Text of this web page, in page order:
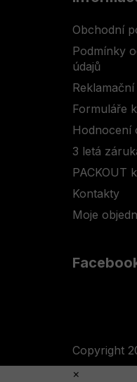
Obchodní
Podmínky
údajů
Formuláře
Hodnocení
3 letá
PACKOUT
Kontakty
Moje
Copyright
×